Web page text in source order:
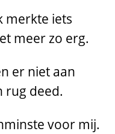
merkte iets
meer zo erg.
er niet aan
rug deed.
voor mij.